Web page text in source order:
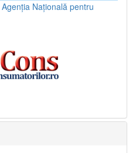
Agenția Națională pentru